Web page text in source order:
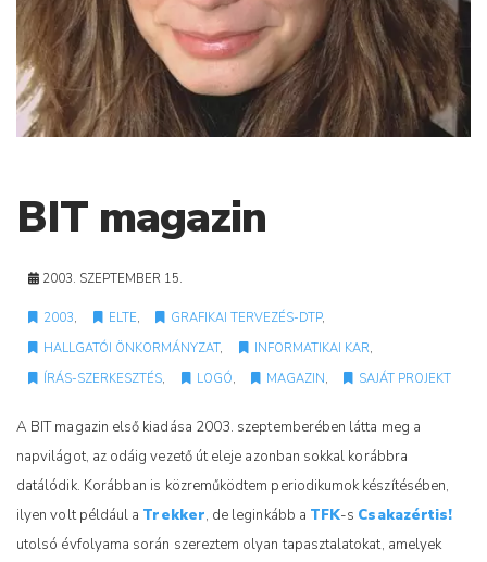
BIT magazin
2003. SZEPTEMBER 15.
2003, ELTE, GRAFIKAI TERVEZÉS-DTP,
HALLGATÓI ÖNKORMÁNYZAT, INFORMATIKAI KAR,
ÍRÁS-SZERKESZTÉS, LOGÓ, MAGAZIN, SAJÁT PROJEKT
A BIT magazin első kiadása 2003. szeptemberében látta meg a
napvilágot, az odáig vezető út eleje azonban sokkal korábbra
datálódik. Korábban is közreműködtem periodikumok készítésében,
ilyen volt például a Trekker, de leginkább a TFK-s Csakazértis!
utolsó évfolyama során szereztem olyan tapasztalatokat, amelyek